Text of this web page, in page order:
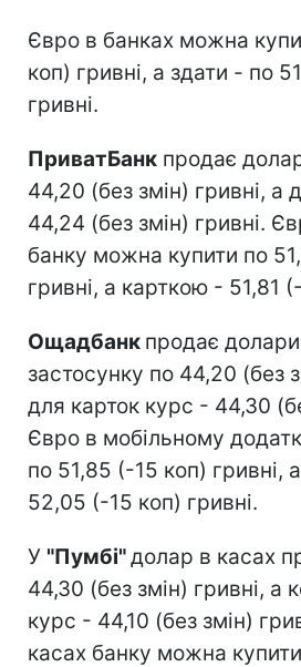
Євро в банках можна
коп) гривні, а здати - по
гривні.
ПриватБанк продає
44,20 (без змін) гривні, а
44,24 (без змін) гривні.
банку можна купити по
гривні, а карткою - 51,81
Ощадбанк продає
застосунку по 44,20 (без
для карток курс - 44,30
Євро в мобільному
по 51,85 (-15 коп) гривні,
52,05 (-15 коп) гривні.
У "Пумбі"долар в касах
44,30 (без змін) гривні, а
курс - 44,10 (без змін)
касах банку можна